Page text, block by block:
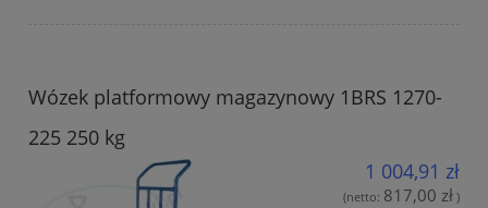
Wózek platformowy magazynowy 1BRS 1270-
225 250 kg
1 004,91 zł
(netto: 817,00 zł )